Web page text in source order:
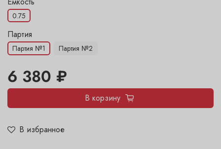
В избранное
0.75
6 380 ₽
В корзину